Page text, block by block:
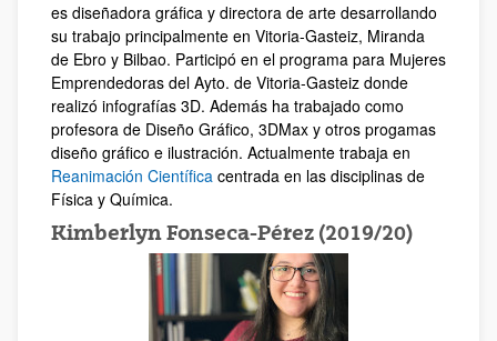
es diseñadora gráfica y directora de arte desarrollando
su trabajo principalmente en Vitoria-Gasteiz, Miranda
de Ebro y Bilbao. Participó en el programa para Mujeres
Emprendedoras del Ayto. de Vitoria-Gasteiz donde
realizó infografías 3D. Además ha trabajado como
profesora de Diseño Gráfico, 3DMax y otros progamas
diseño gráfico e ilustración. Actualmente trabaja en
Reanimación Científica centrada en las disciplinas de
Física y Química.
Kimberlyn Fonseca-Pérez (2019/20)